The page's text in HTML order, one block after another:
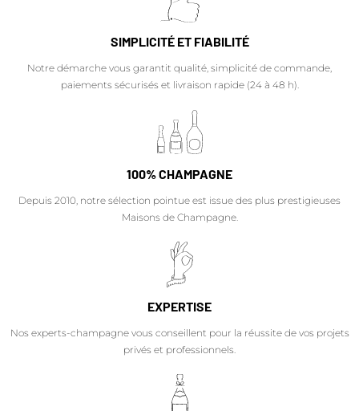
SIMPLICITÉ ET FIABILITÉ
Notre démarche vous garantit qualité, simplicité de commande,
paiements sécurisés et livraison rapide (24 à 48 h).
100% CHAMPAGNE
Depuis 2010, notre sélection pointue est issue des plus prestigieuses
Maisons de Champagne.
EXPERTISE
Nos experts-champagne vous conseillent pour la réussite de vos projets
privés et professionnels.